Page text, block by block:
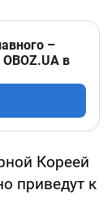
–
в
Кореей
приведут к